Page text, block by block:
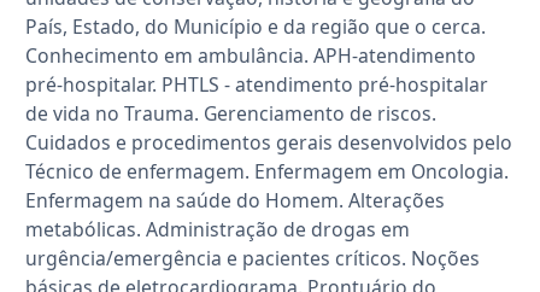
País, Estado, do Município e da região que o cerca.
Conhecimento em ambulância. APH-atendimento
pré-hospitalar. PHTLS - atendimento pré-hospitalar
de vida no Trauma. Gerenciamento de riscos.
Cuidados e procedimentos gerais desenvolvidos pelo
Técnico de enfermagem. Enfermagem em Oncologia.
Enfermagem na saúde do Homem. Alterações
metabólicas. Administração de drogas em
urgência/emergência e pacientes críticos. Noções